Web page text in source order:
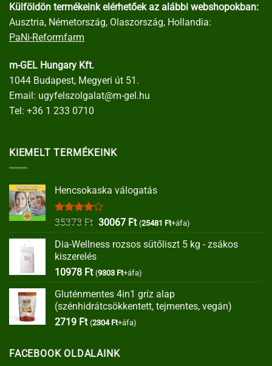
Külföldön termékeink elérhetőek az alábbi webshopokban:
Ausztria, Németország, Olaszország, Hollandia:
PaNi-Reformfarm
m-GEL Hungary Kft.
1044 Budapest, Megyeri út 51.
Email: ugyfelszolgalat@m-gel.hu
Tel: +36 1 233 0710
KIEMELT TERMÉKEINK
Hencsokaska válogatás
Értékelés:
35373Ft Original
was:
30067 FtCurrent
is:
(25481 Ft+áfa)
Dia-Wellness rozsos sütőliszt 5 kg - zsákos
kiszerelés
10978 Ft (9303 Ft+áfa)
Gluténmentes 4in1 gríz alap
(szénhidrátcsökkentett, tejmentes, vegán)
2719 Ft (2304 Ft+áfa)
FACEBOOK OLDALAINK